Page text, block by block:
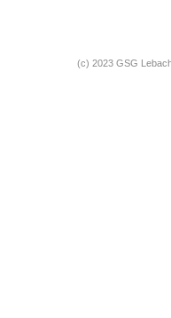
(c) 2023 GSG